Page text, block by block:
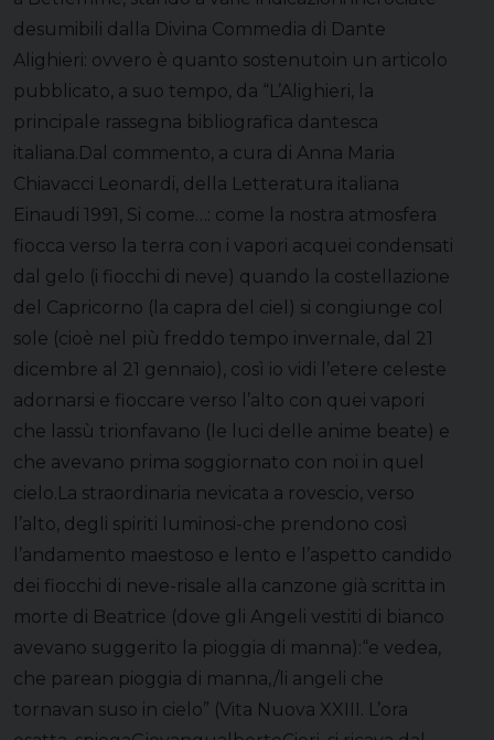
desumibili dalla Divina Commedia di Dante
Alighieri: ovvero è quanto sostenutoin un articolo
pubblicato, a suo tempo, da “L’Alighieri, la
principale rassegna bibliografica dantesca
italiana.Dal commento, a cura di Anna Maria
Chiavacci Leonardi, della Letteratura italiana
Einaudi 1991, Si come…: come la nostra atmosfera
fiocca verso la terra con i vapori acquei condensati
dal gelo (i fiocchi di neve) quando la costellazione
del Capricorno (la capra del ciel) si congiunge col
sole (cioè nel più freddo tempo invernale, dal 21
dicembre al 21 gennaio), così io vidi l’etere celeste
adornarsi e fioccare verso l’alto con quei vapori
che lassù trionfavano (le luci delle anime beate) e
che avevano prima soggiornato con noi in quel
cielo.La straordinaria nevicata a rovescio, verso
l’alto, degli spiriti luminosi-che prendono così
l’andamento maestoso e lento e l’aspetto candido
dei fiocchi di neve-risale alla canzone già scritta in
morte di Beatrice (dove gli Angeli vestiti di bianco
avevano suggerito la pioggia di manna):“e vedea,
che parean pioggia di manna,/li angeli che
tornavan suso in cielo” (Vita Nuova XXIII. L’ora